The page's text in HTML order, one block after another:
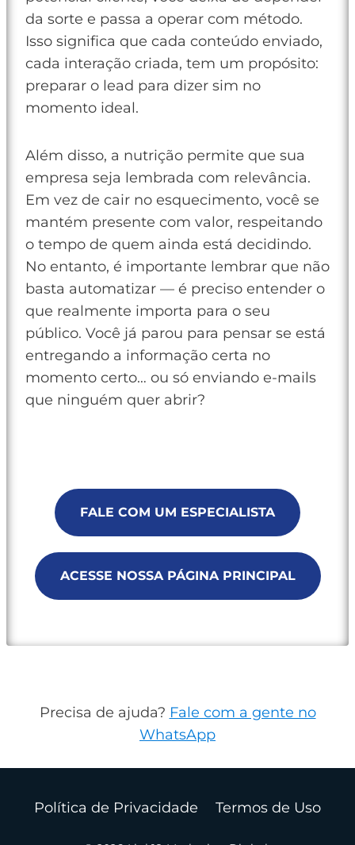
da sorte e passa a operar com método.
Isso significa que cada conteúdo enviado,
cada interação criada, tem um propósito:
preparar o lead para dizer sim no
momento ideal.
Além disso, a nutrição permite que sua
empresa seja lembrada com relevância.
Em vez de cair no esquecimento, você se
mantém presente com valor, respeitando
o tempo de quem ainda está decidindo.
No entanto, é importante lembrar que não
basta automatizar — é preciso entender o
que realmente importa para o seu
público. Você já parou para pensar se está
entregando a informação certa no
momento certo… ou só enviando e-mails
que ninguém quer abrir?
FALE COM UM ESPECIALISTA
ACESSE NOSSA PÁGINA PRINCIPAL
Precisa de ajuda? Fale com a gente no
WhatsApp
Política de Privacidade Termos de Uso